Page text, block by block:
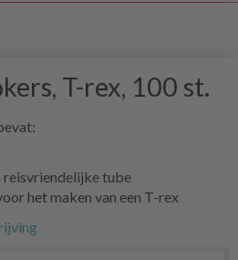
T-rex, 100 st.
reisvriendelijke tube
het maken van een T-rex